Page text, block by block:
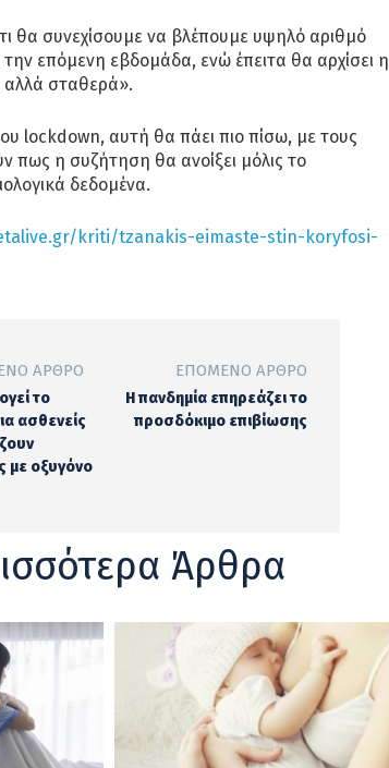
θα συνεχίσουμε να βλέπουμε υψηλό αριθμό
επόμενη εβδομάδα, ενώ έπειτα θα αρχίσει η
σταθερά».
lockdown, αυτή θα πάει πιο πίσω, με τους
πως η συζήτηση θα ανοίξει μόλις το
δεδομένα.
kriti/tzanakis-eimaste-stin-koryfosi-
ΆΡΘΡΟ
το
ασθενείς
με οξυγόνο
ΕΠΌΜΕΝΟ ΆΡΘΡΟ
Η πανδημία επηρεάζει το
προσδόκιμο επιβίωσης
Άρθρα